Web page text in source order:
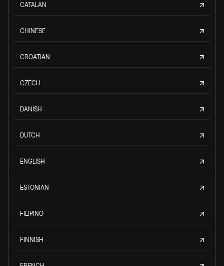
CATALAN
CHINESE
CROATIAN
CZECH
DANISH
DUTCH
ENGLISH
ESTONIAN
FILIPINO
FINNISH